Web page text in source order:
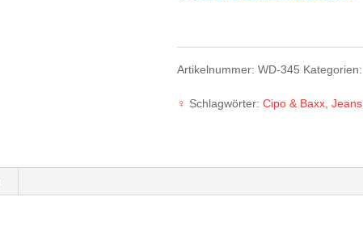
Jeans
WD-
Artikelnummer: WD-345 Kategorien:
♀ Schlagwörter: Cipo & Baxx, Jeans,